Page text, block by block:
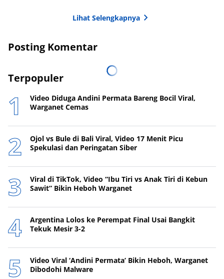
Lihat Selengkapnya
Posting Komentar
Terpopuler
Video Diduga Andini Permata Bareng Bocil Viral,
Warganet Cemas
Ojol vs Bule di Bali Viral, Video 17 Menit Picu
Spekulasi dan Peringatan Siber
Viral di TikTok, Video “Ibu Tiri vs Anak Tiri di Kebun
Sawit” Bikin Heboh Warganet
Argentina Lolos ke Perempat Final Usai Bangkit
Tekuk Mesir 3-2
Video Viral ‘Andini Permata’ Bikin Heboh, Warganet
Dibodohi Malware